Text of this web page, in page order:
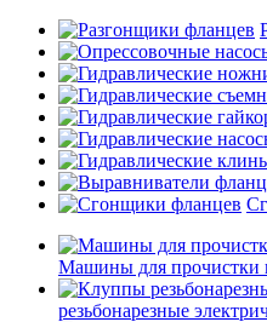
Машины для прочистки
резьбонарезные